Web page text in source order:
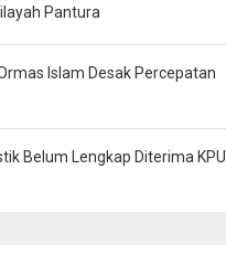
Pantura
Islam Desak Percepatan
Belum Lengkap Diterima KPU